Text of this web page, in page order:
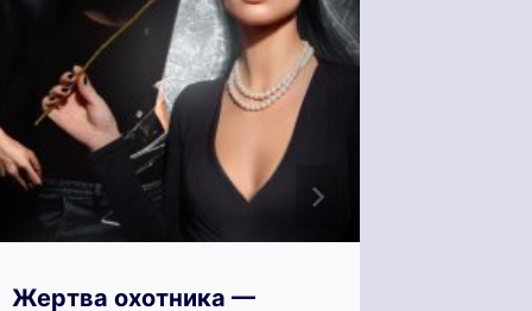
Жертва охотника —